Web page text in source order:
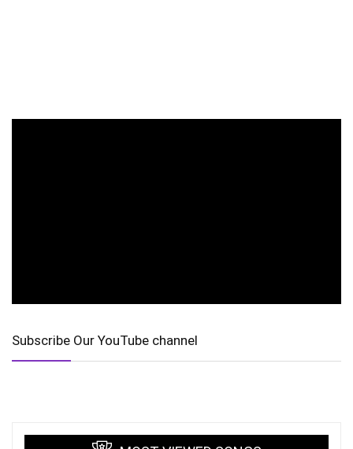
Subscribe Our YouTube channel